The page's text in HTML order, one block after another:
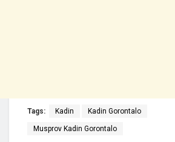
Tags: Kadin Kadin Gorontalo
Musprov Kadin Gorontalo